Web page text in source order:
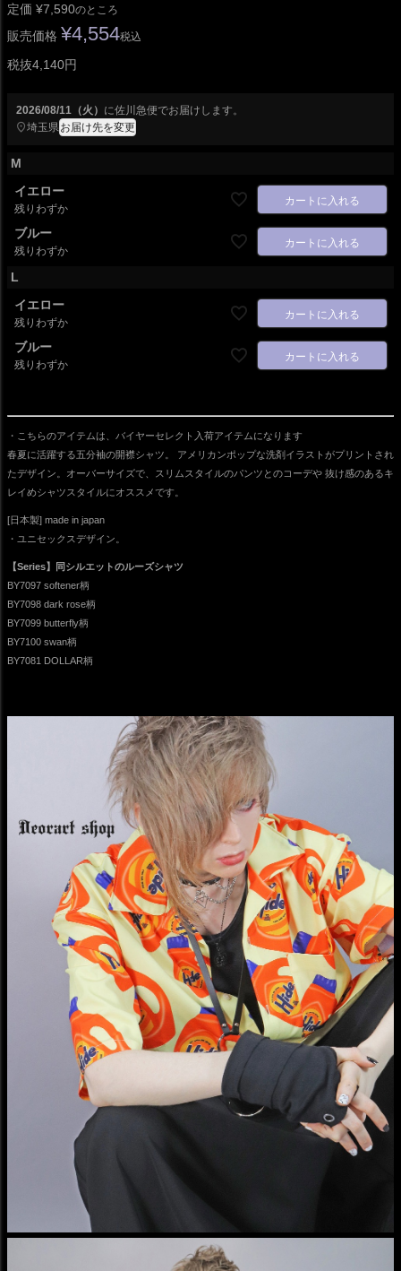
定価 ¥7,590のところ
販売価格 ¥4,554税込
税抜4,140円
2026/08/11（火） に佐川急便でお届けします。
埼玉県お届け先を変更
M
イエロー
残りわずか
カートに入れる
ブルー
残りわずか
カートに入れる
L
イエロー
残りわずか
カートに入れる
ブルー
残りわずか
カートに入れる
・こちらのアイテムは、バイヤーセレクト入荷アイテムになります
春夏に活躍する五分袖の開襟シャツ。 アメリカンポップな洗剤イラストがプリントされ
たデザイン。オーバーサイズで、スリムスタイルのパンツとのコーデや 抜け感のあるキ
レイめシャツスタイルにオススメです。
[日本製] made in japan
・ユニセックスデザイン。
【Series】同シルエットのルーズシャツ
BY7097 softener柄
BY7098 dark rose柄
BY7099 butterfly柄
BY7100 swan柄
BY7081 DOLLAR柄